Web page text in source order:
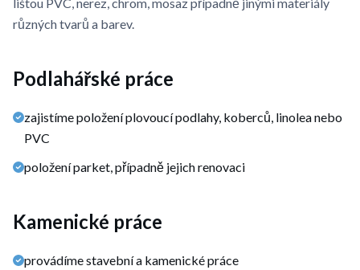
různých tvarů a barev.
Podlahářské práce
zajistíme položení plovoucí podlahy, koberců, linolea nebo
PVC
položení parket, případně jejich renovaci
Kamenické práce
provádíme stavební a kamenické práce